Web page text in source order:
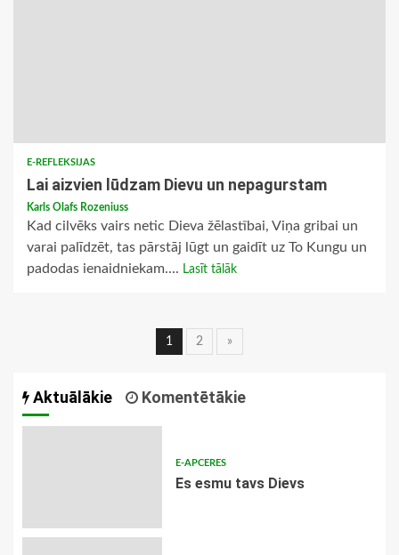
E-REFLEKSIJAS
Lai aizvien lūdzam Dievu un nepagurstam
Karls Olafs Rozeniuss
Kad cilvēks vairs netic Dieva žēlastībai, Viņa gribai un
varai palīdzēt, tas pārstāj lūgt un gaidīt uz To Kungu un
padodas ienaidniekam.... Lasīt tālāk
Ziņu
1 2 »
Aktuālākie Komentētākie
E-APCERES
Es esmu tavs Dievs